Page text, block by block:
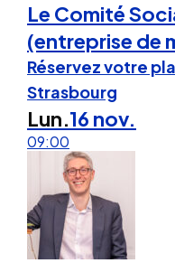
Le Comité
(entreprise de
Réservez votre
Strasbourg
Lun.16 nov.
09:00